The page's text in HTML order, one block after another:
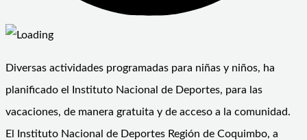
Diversas actividades programadas para niñas y niños, ha
planificado el Instituto Nacional de Deportes, para las
vacaciones, de manera gratuita y de acceso a la comunidad.
El Instituto Nacional de Deportes Región de Coquimbo, a